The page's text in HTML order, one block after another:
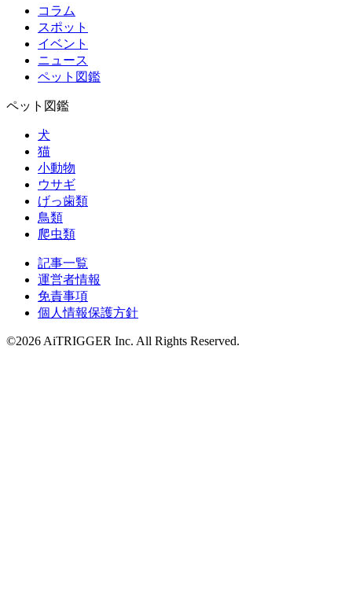
コラム
スポット
イベント
ニュース
ペット図鑑
ペット図鑑
犬
猫
小動物
ウサギ
げっ歯類
鳥類
爬虫類
記事一覧
運営者情報
免責事項
個人情報保護方針
©2026 AiTRIGGER Inc. All Rights Reserved.